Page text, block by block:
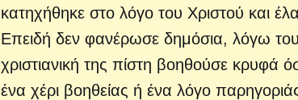
κατηχήθηκε στο λόγο του Χριστού και
Επειδή δεν φανέρωσε δημόσια, λόγω
χριστιανική της πίστη βοηθούσε κρυφά
ένα χέρι βοηθείας ή ένα λόγο